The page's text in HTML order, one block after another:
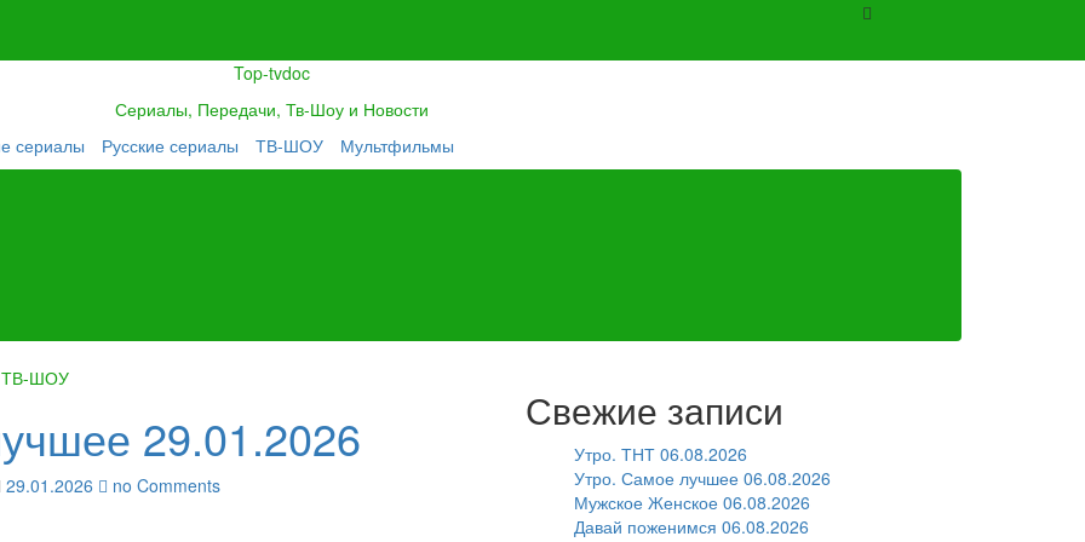
Top-tvdoc
Сериалы, Передачи, Тв-Шоу и Новости
сериалы Русские сериалы ТВ-ШОУ Мультфильмы
ТВ-ШОУ
29.01.2026
29.01.2026 no Comments
Свежие записи
Утро. ТНТ 06.08.2026
Утро. Самое лучшее 06.08.2026
Мужское Женское 06.08.2026
Давай поженимся 06.08.2026